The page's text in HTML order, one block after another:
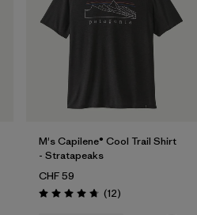
M's Capilene® Cool Trail Shirt
- Stratapeaks
CHF 59
Évaluation: 4.8 / 5
(12Avis
)